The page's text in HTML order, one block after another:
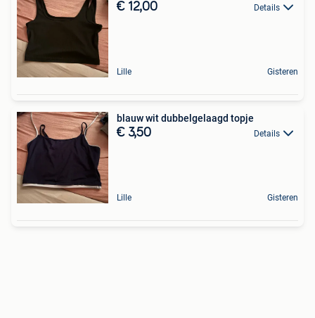
€ 12,00 Details
Lille Gisteren
blauw wit dubbelgelaagd topje
€ 3,50 Details
Lille Gisteren